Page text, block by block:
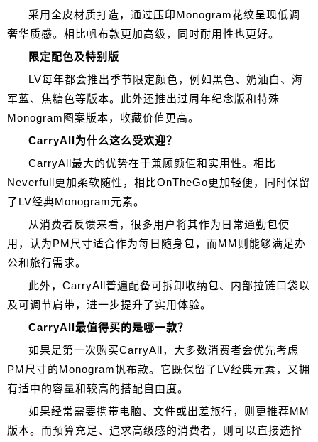
采用全皮材质打造，通过压印Monogram花纹呈现低调
奢华质感。相比帆布款更加高级，同时耐用性也更好。
限定配色及特别版
LV每年都会推出季节限定颜色，例如黑色、奶油白、海
军蓝、焦糖色等版本。此外还推出过周年纪念版和特殊
Monogram图案版本，收藏价值更高。
CarryAll为什么这么受欢迎？
CarryAll最大的优势在于兼顾颜值和实用性。相比
Neverfull更加柔软随性，相比OnTheGo更加轻便，同时保留
了LV经典Monogram元素。
从消费者反馈来看，很多用户将其作为日常通勤包使
用，认为PM尺寸适合作为每日随身包，而MM则能够满足办
公和旅行需求。
此外，CarryAll普遍配备可拆卸收纳包、内部拉链口袋以
及可调节肩带，进一步提升了实用体验。
CarryAll最值得买的是哪一款？
如果是第一次购买CarryAll，大多数消费者会优先考虑
PM尺寸的Monogram帆布款。它既保留了LV经典元素，又拥
有适中的容量和较高的搭配自由度。
如果经常需要携带电脑、文件或出差旅行，则更推荐MM
版本。而预算充足、追求高级感的消费者，则可以直接选择